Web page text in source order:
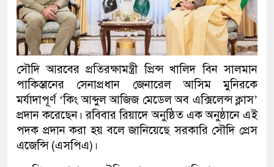
সৌদি আরবের প্রতিরক্ষামন্ত্রী প্রিন্স খালিদ বিন সালমান
পাকিস্তানের সেনাপ্রধান জেনারেল আসিম মুনিরকে
মর্যাদাপূর্ণ ‘কিং আব্দুল আজিজ মেডেল অব এক্সিলেন্স ক্লাস’
প্রদান করেছেন। রবিবার রিয়াদে অনুষ্ঠিত এক অনুষ্ঠানে এই
পদক প্রদান করা হয় বলে জানিয়েছে সরকারি সৌদি প্রেস
এজেন্সি (এসপিএ)।